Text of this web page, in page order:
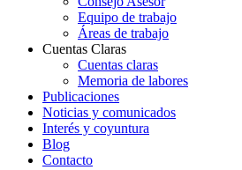
Equipo de trabajo
Áreas de trabajo
Cuentas Claras
Cuentas claras
Memoria de labores
Publicaciones
Noticias y comunicados
Interés y coyuntura
Blog
Contacto